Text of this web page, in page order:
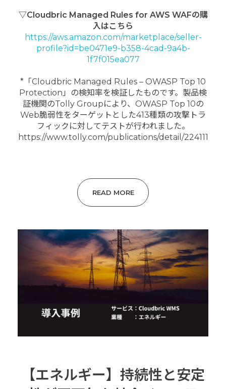
▽Cloudbric Managed Rules for AWS WAFの購
入はこちら
https://aws.amazon.com/marketplace/seller-
profile?id=be0471e9-b358-4cad-9a4b-
1f7f015ea077
*「Cloudbric Managed Rules – OWASP Top 10
Protection」の検知率を検証したものです。製品検
証機関のTolly Groupにより、OWASP Top 10の
Web脆弱性をターゲットとした413種類の攻撃トラ
フィックに対してテストが行われました。
https://www.tolly.com/publications/detail/224111
READ MORE
【エネルギー】持続性と安定